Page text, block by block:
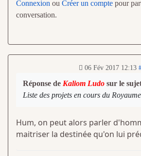
Connexion ou Créer un compte pour
conversation.
06 Fév 2017 12:13
Réponse de Kaliom Ludo sur le
Liste des projets en cours du Royaume
Hum, on peut alors parler
maitriser la destinée qu'on lui